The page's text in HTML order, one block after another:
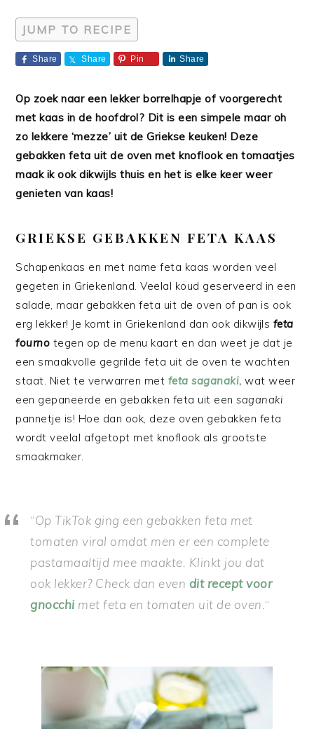
JUMP TO RECIPE
Share Share Pin Share
Op zoek naar een lekker borrelhapje of voorgerecht
met kaas in de hoofdrol? Dit is een simpele maar oh
zo lekkere ‘mezze’ uit de Griekse keuken! Deze
gebakken feta uit de oven met knoflook en tomaatjes
maak ik ook dikwijls thuis en het is elke keer weer
genieten van kaas!
GRIEKSE GEBAKKEN FETA KAAS
Schapenkaas en met name feta kaas worden veel
gegeten in Griekenland. Veelal koud geserveerd in een
salade, maar gebakken feta uit de oven of pan is ook
erg lekker! Je komt in Griekenland dan ook dikwijls feta
fourno tegen op de menu kaart en dan weet je dat je
een smaakvolle gegrilde feta uit de oven te wachten
staat. Niet te verwarren met feta saganaki, wat weer
een gepaneerde en gebakken feta uit eensaganaki
pannetje is! Hoe dan ook, deze oven gebakken feta
wordt veelal afgetopt met knoflook als grootste
smaakmaker.
“Op TikTok ging een gebakken feta met
tomaten viral omdat men er een complete
pastamaaltijd mee maakte. Klinkt jou dat
ook lekker? Check dan even dit recept voor
gnocchi met feta en tomaten uit de oven. “